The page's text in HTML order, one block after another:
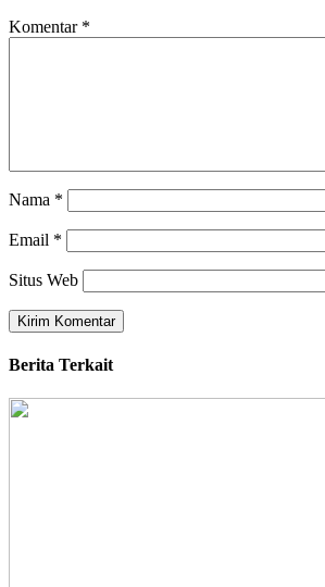
Komentar *
Nama *
Email *
Situs Web
Berita Terkait